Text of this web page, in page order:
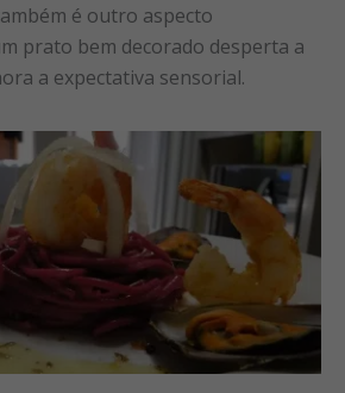
é outro aspecto
prato bem decorado desperta a
a expectativa sensorial.